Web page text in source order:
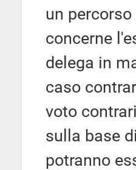
un
concerne
delega in
caso
voto
sulla base
potranno